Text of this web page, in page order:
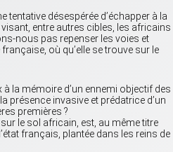
désespérée d’échapper à la
entre autres cibles, les africains
nous pas repenser les voies et
où qu’elle se trouve sur le
la mémoire d’un ennemi objectif des
présence invasive et prédatrice d’un
premières ?
le sol africain, est, au même titre
français, plantée dans les reins de